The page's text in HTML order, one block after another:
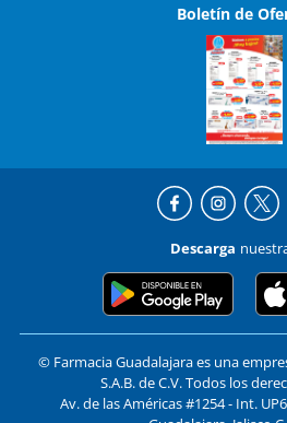
Boletín de
Descarga
© Farmacia Guadalajara es una
S.A.B. de C.V. Todos los
Av. de las Américas #1254 - Int.